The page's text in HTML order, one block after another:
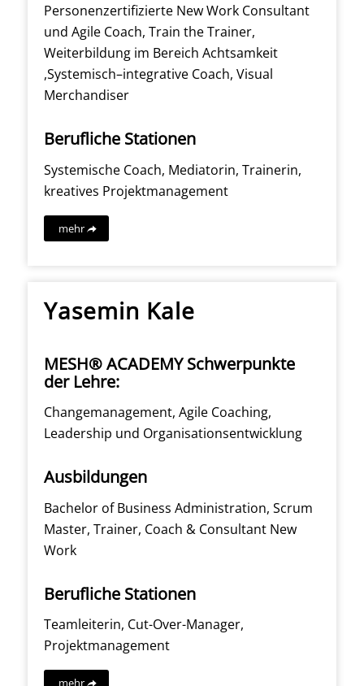
Personenzertifizierte New Work Consultant
und Agile Coach, Train the Trainer,
Weiterbildung im Bereich Achtsamkeit
,Systemisch–integrative Coach, Visual
Merchandiser
Berufliche Stationen
Systemische Coach, Mediatorin, Trainerin,
kreatives Projektmanagement
mehr
Yasemin Kale
MESH® ACADEMY Schwerpunkte
der Lehre:
Changemanagement, Agile Coaching,
Leadership und Organisationsentwicklung
Ausbildungen
Bachelor of Business Administration, Scrum
Master, Trainer, Coach & Consultant New
Work
Berufliche Stationen
Teamleiterin, Cut-Over-Manager,
Projektmanagement
mehr